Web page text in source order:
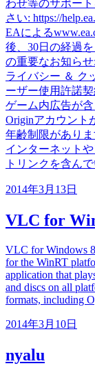
わせ等のサポー
さい: https://
EAによる
後、30日の経過
の重要なお知ら
ライバシー ＆ ク
ーザー使用許諾
ゲーム内広告が
Originアカウント
年齢制限があり
インターネット
トリンクを含んで
2014年3月13日
VLC for
VLC for Windows
for the WinRT
application that
and discs on all
formats, including
2014年3月10日
nyalu